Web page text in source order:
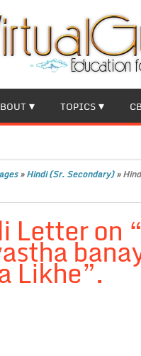
TOPICS
»Hindi (Sr. Secondary)»
Letter on
Likhe”.